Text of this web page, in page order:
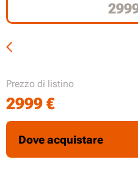
Prezzo di listino
2999 €
Dove acquistare